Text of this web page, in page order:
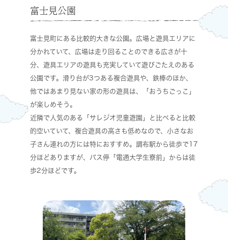
富士見公園
富士見町にある比較的大きな公園。広場と遊具エリアに
分かれていて、広場は走り回ることのできる広さが十
分、遊具エリアの遊具も充実していて遊びごたえのある
公園です。滑り台が3つある複合遊具や、鉄棒のほか、
他ではあまり見ない家の形の遊具は、「おうちごっこ」
が楽しめそう。
近隣で人気のある「サレジオ児童遊園」と比べると比較
的空いていて、複合遊具の高さも低めなので、小さなお
子さん連れの方には特におすすめ。調布駅から徒歩で17
分ほどありますが、バス停「電通大学生寮前」からは徒
歩2分ほどです。